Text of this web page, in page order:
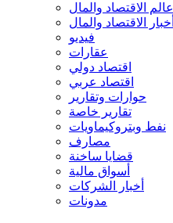
عالم الاقتصاد والمال
أخبار الاقتصاد والمال
فيديو
عقارات
اقتصاد دولي
اقتصاد عربي
حوارات وتقارير
تقارير خاصة
نفط وبتروكيماويات
مصارف
قضايا ساخنة
أسواق مالية
أخبار الشركات
مدونات